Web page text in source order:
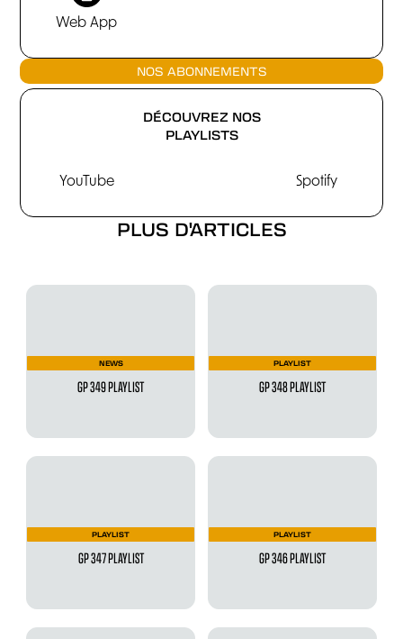
Web App
NOS ABONNEMENTS
DÉCOUVREZ NOS
PLAYLISTS
YouTube Spotify
PLUS D'ARTICLES
NEWS
GP 349 PLAYLIST
PLAYLIST
GP 348 PLAYLIST
PLAYLIST
GP 347 PLAYLIST
PLAYLIST
GP 346 PLAYLIST